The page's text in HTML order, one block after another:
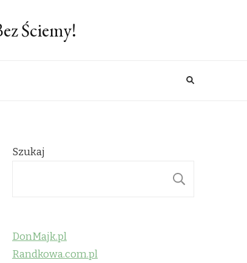
Ściemy!
Szukaj
DonMajk.pl
Randkowa.com.pl